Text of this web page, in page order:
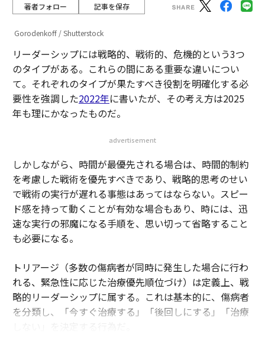
著者フォロー 記事を保存
Gorodenkoff / Shutterstock
リーダーシップには戦略的、戦術的、危機的という3つ
のタイプがある。これらの間にある重要な違いについ
て。それぞれのタイプが果たすべき役割を明確化する必
要性を強調した2022年に書いたが、その考え方は2025
年も理にかなったものだ。
advertisement
しかしながら、時間が最優先される場合は、時間的制約
を考慮した戦術を優先すべきであり、戦略的思考のせい
で戦術の実行が遅れる事態はあってはならない。スピー
ド感を持って動くことが有効な場合もあり、時には、迅
速な実行の邪魔になる手順を、思い切って省略すること
も必要になる。
トリアージ（多数の傷病者が同時に発生した場合に行わ
れる、緊急性に応じた治療優先順位づけ）は定義上、戦
略的リーダーシップに属する。これは基本的に、傷病者
を分類し、「今すぐ治療する」「後回しにする」「治療